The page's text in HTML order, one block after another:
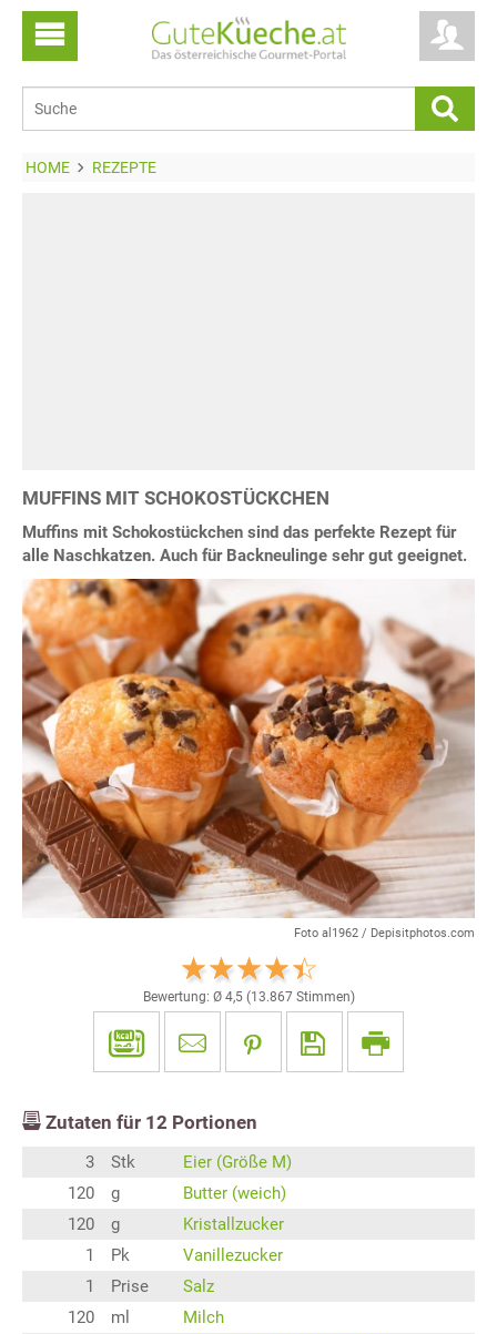
HOME REZEPTE
MUFFINS MIT SCHOKOSTÜCKCHEN
Muffins mit Schokostückchen sind das perfekte Rezept für
alle Naschkatzen. Auch für Backneulinge sehr gut geeignet.
Foto al1962 / Depisitphotos.com
Bewertung: Ø 4,5(13.867Stimmen)
Zutaten für 12 Portionen
3 Stk
Eier (Größe M)
120
g
Butter (weich)
120
g
Kristallzucker
1
Pk
Vanillezucker
1
Prise
Salz
120
ml
Milch